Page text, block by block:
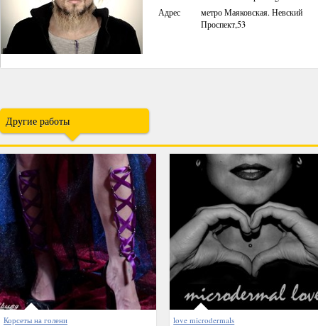
Адрес
метро Маяковская. Невский
Проспект,53
Другие работы
Корсеты на голени love microdermals